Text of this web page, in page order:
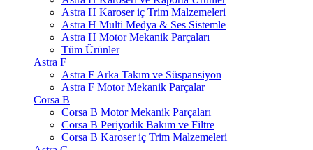
Astra H Karoser iç Trim Malzemeleri
Astra H Multi Medya & Ses Sistemle
Astra H Motor Mekanik Parçaları
Tüm Ürünler
Astra F
Astra F Arka Takım ve Süspansiyon
Astra F Motor Mekanik Parçalar
Corsa B
Corsa B Motor Mekanik Parçaları
Corsa B Periyodik Bakım ve Filtre
Corsa B Karoser iç Trim Malzemeleri